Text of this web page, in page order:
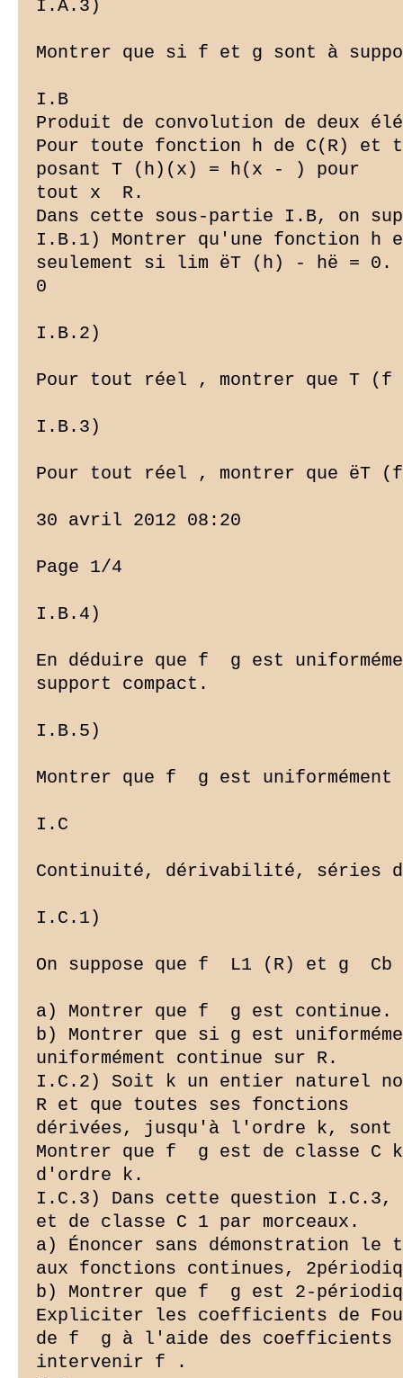
I.A.3)
Montrer que si f et g sont à
I.B ­
Produit de convolution de deux
Pour toute fonction h de C(R)
posant T (h)(x) = h(x - ) pour
tout x  R.
Dans cette sous-partie I.B, on
I.B.1) Montrer qu'une fonction h
seulement si lim ëT (h) - hë = 0.
0
I.B.2)
Pour tout réel , montrer que T
I.B.3)
Pour tout réel , montrer que
30 avril 2012 08:20
Page 1/4
I.B.4)
En déduire que f  g est
support compact.
I.B.5)
Montrer que f  g est
I.C ­
Continuité, dérivabilité, séries
I.C.1)
On suppose que f  L1 (R) et g
a) Montrer que f  g est continue.
b) Montrer que si g est
uniformément continue sur R.
I.C.2) Soit k un entier naturel
R et que toutes ses fonctions
dérivées, jusqu'à l'ordre k, sont
Montrer que f  g est de classe
d'ordre k.
I.C.3) Dans cette question I.C.3,
et de classe C 1 par morceaux.
a) Énoncer sans démonstration
aux fonctions continues,
b) Montrer que f  g est 2-
Expliciter les coefficients de
de f  g à l'aide des
intervenir f .